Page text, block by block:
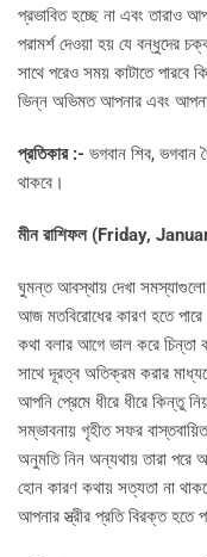
প্রভাবিত হচ্ছে না এবং তারাও
পরামর্শ দেওয়া হয় যে বন্ধুদের
সাথে পরেও সময় কাটাতে
ভিন্ন অভিমত আপনার এবং আপনার
প্রতিকার :- ভগবান শিব, ভগবান
থাকবে।
মীন রাশিফল (Friday,
ঘুমন্ত আবস্থায় দেখা সমস্যাগুলো
আজ মতবিরোধের কারণ হতে
কথা বলার আগে ভাল করে চিন্তা
সাথে দূরত্ব অতিক্রম করার
আপনি প্রেমে ধীরে ধীরে কিন্তু
সম্ভাবনায় গৃহীত সফর
অনুমতি নিন অন্যথায় তারা পরে
হোন কারণ কথায় সত্যতা না
আপনার স্ত্রীর প্রতি বিরক্ত হতে